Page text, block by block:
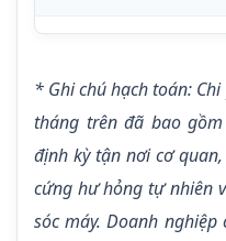
* Ghi chú hạch toán:
tháng trên đã bao
định kỳ tận nơi cơ
cứng hư hỏng tự nhiên
sóc máy. Doanh